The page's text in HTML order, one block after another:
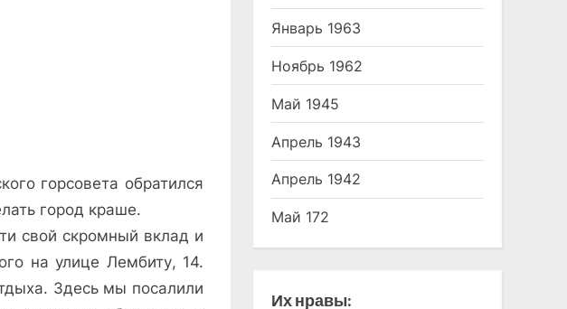
горсовета обратился
город краше.
свой скромный вклад и
на улице Лембиту, 14.
Здесь мы посалили
Январь 1963
Ноябрь 1962
Май 1945
Апрель 1943
Апрель 1942
Май 172
Их нравы: